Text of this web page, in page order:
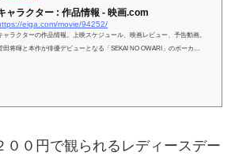
ャラクター : 作品情報 - 映画.com
eiga.com/movie/94252/
ャラクターの作品情報。上映スケジュール、映画レビュー、予告動画。
田将暉と本作が俳優デビューとなる「SEKAI NO OWARI」のボーカルF
００円で観られるレディースデー